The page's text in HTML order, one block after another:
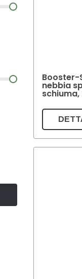
Booster-
nebbia
schiuma,